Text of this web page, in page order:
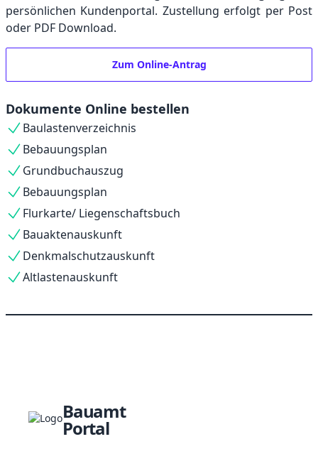
persönlichen Kundenportal. Zustellung erfolgt per Post
oder PDF Download.
Zum Online-Antrag
Dokumente Online bestellen
Baulastenverzeichnis
Bebauungsplan
Grundbuchauszug
Bebauungsplan
Flurkarte/ Liegenschaftsbuch
Bauaktenauskunft
Denkmalschutzauskunft
Altlastenauskunft
Bauamt
Portal